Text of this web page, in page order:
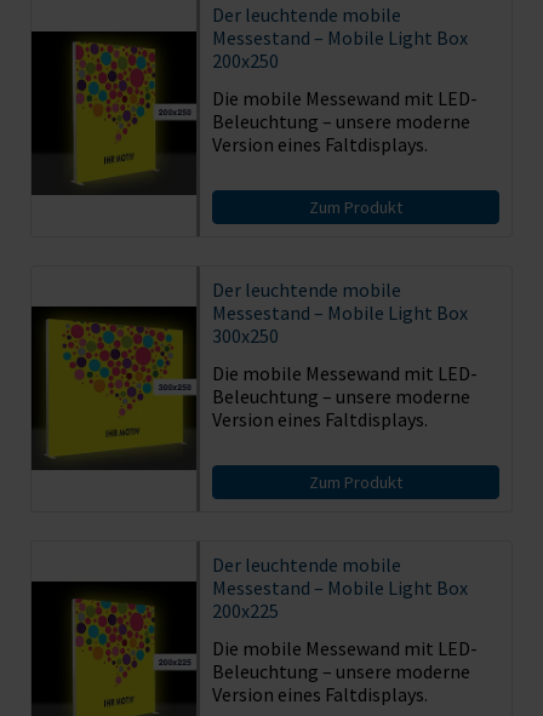
Der leuchtende mobile
Messestand – Mobile Light Box
200x250
Die mobile Messewand mit LED-
Beleuchtung – unsere moderne
Version eines Faltdisplays.
Zum Produkt
Der leuchtende mobile
Messestand – Mobile Light Box
300x250
Die mobile Messewand mit LED-
Beleuchtung – unsere moderne
Version eines Faltdisplays.
Zum Produkt
Der leuchtende mobile
Messestand – Mobile Light Box
200x225
Die mobile Messewand mit LED-
Beleuchtung – unsere moderne
Version eines Faltdisplays.